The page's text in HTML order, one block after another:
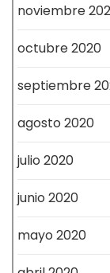
noviembre
octubre 2020
septiembre
agosto 2020
julio 2020
junio 2020
mayo 2020